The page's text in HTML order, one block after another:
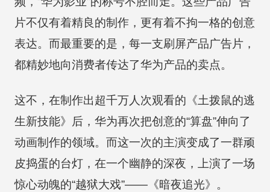
片不仅有着精良的制作，更有着不拘一格的创意
表达。而最重要的是，每一支刷屏产品广告片，
都精妙地向消费者传达了华为产品的卖点。
这不，在制作出超千万人次观看的《土拨鼠的逃
生新技能》后，华为再次把创意的“算盘”伸向了
动画制作的领域。而这一次的主演变成了一群顽
皮捣蛋的台灯，在一个幽静的深夜，上演了一场
惊心动魄的“越狱大戏”——《暗夜追光》。